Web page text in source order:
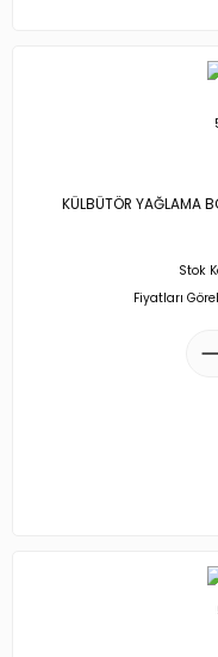
KÜLBÜTÖR YAĞLAMA
Stok
Fiyatları